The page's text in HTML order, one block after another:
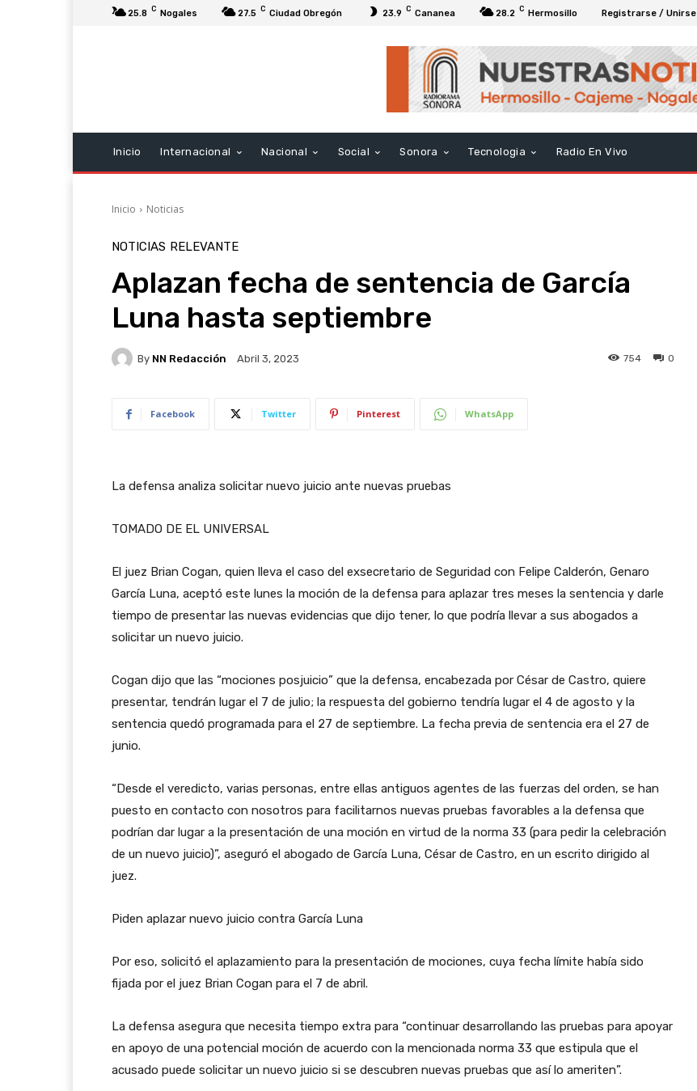
25.8 C Nogales 27.5 C Ciudad Obregón 23.9 C Cananea 28.2 C Hermosillo Registrarse / Unirse
Inicio Internacional Nacional Social Sonora Tecnologia Radio En Vivo
Inicio Noticias
NOTICIAS RELEVANTE
Aplazan fecha de sentencia de García
Luna hasta septiembre
By NN Redacción Abril 3, 2023 0
754
Facebook Twitter Pinterest WhatsApp
La defensa analiza solicitar nuevo juicio ante nuevas pruebas
TOMADO DE EL UNIVERSAL
El juez Brian Cogan, quien lleva el caso del exsecretario de Seguridad con Felipe Calderón, Genaro
García Luna, aceptó este lunes la moción de la defensa para aplazar tres meses la sentencia y darle
tiempo de presentar las nuevas evidencias que dijo tener, lo que podría llevar a sus abogados a
solicitar un nuevo juicio.
Cogan dijo que las “mociones posjuicio” que la defensa, encabezada por César de Castro, quiere
presentar, tendrán lugar el 7 de julio; la respuesta del gobierno tendría lugar el 4 de agosto y la
sentencia quedó programada para el 27 de septiembre. La fecha previa de sentencia era el 27 de
junio.
“Desde el veredicto, varias personas, entre ellas antiguos agentes de las fuerzas del orden, se han
puesto en contacto con nosotros para facilitarnos nuevas pruebas favorables a la defensa que
podrían dar lugar a la presentación de una moción en virtud de la norma 33 (para pedir la celebración
de un nuevo juicio)”, aseguró el abogado de García Luna, César de Castro, en un escrito dirigido al
juez.
Piden aplazar nuevo juicio contra García Luna
Por eso, solicitó el aplazamiento para la presentación de mociones, cuya fecha límite había sido
fijada por el juez Brian Cogan para el 7 de abril.
La defensa asegura que necesita tiempo extra para “continuar desarrollando las pruebas para apoyar
en apoyo de una potencial moción de acuerdo con la mencionada norma 33 que estipula que el
acusado puede solicitar un nuevo juicio si se descubren nuevas pruebas que así lo ameriten”.